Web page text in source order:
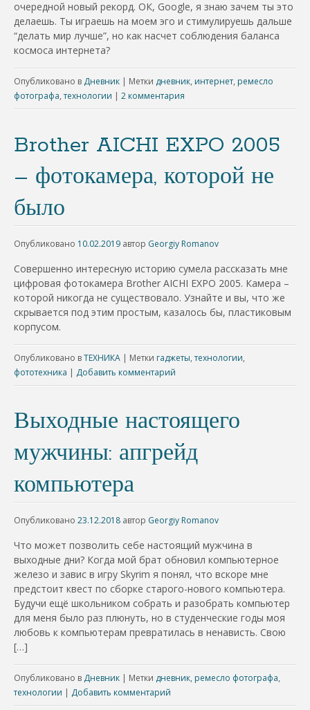
очередной новый рекорд. ОК, Google, я знаю зачем ты это
делаешь. Ты играешь на моем эго и стимулируешь дальше
“делать мир лучше”, но как насчет соблюдения баланса
космоса интернета?
Опубликовано в Дневник | Метки дневник, интернет, ремесло
фотографа,технологии | 2 комментария
Brother AICHI EXPO 2005
– фотокамера, которой не
было
Опубликовано 10.02.2019 автор Georgiy Romanov
Совершенно интересную историю сумела рассказать мне
цифровая фотокамера Brother AICHI EXPO 2005. Камера –
которой никогда не существовало. Узнайте и вы, что же
скрывается под этим простым, казалось бы, пластиковым
корпусом.
Опубликовано вТЕХНИКА | Метки гаджеты,технологии,
фототехника | Добавить комментарий
Выходные настоящего
мужчины: апгрейд
компьютера
Опубликовано 23.12.2018 автор Georgiy Romanov
Что может позволить себе настоящий мужчина в
выходные дни? Когда мой брат обновил компьютерное
железо и завис в игру Skyrim я понял, что вскоре мне
предстоит квест по сборке старого-нового компьютера.
Будучи ещё школьником собрать и разобрать компьютер
для меня было раз плюнуть, но в студенческие годы моя
любовь к компьютерам превратилась в ненависть. Свою
[…]
Опубликовано в Дневник | Метки дневник, ремесло фотографа,
технологии | Добавить комментарий